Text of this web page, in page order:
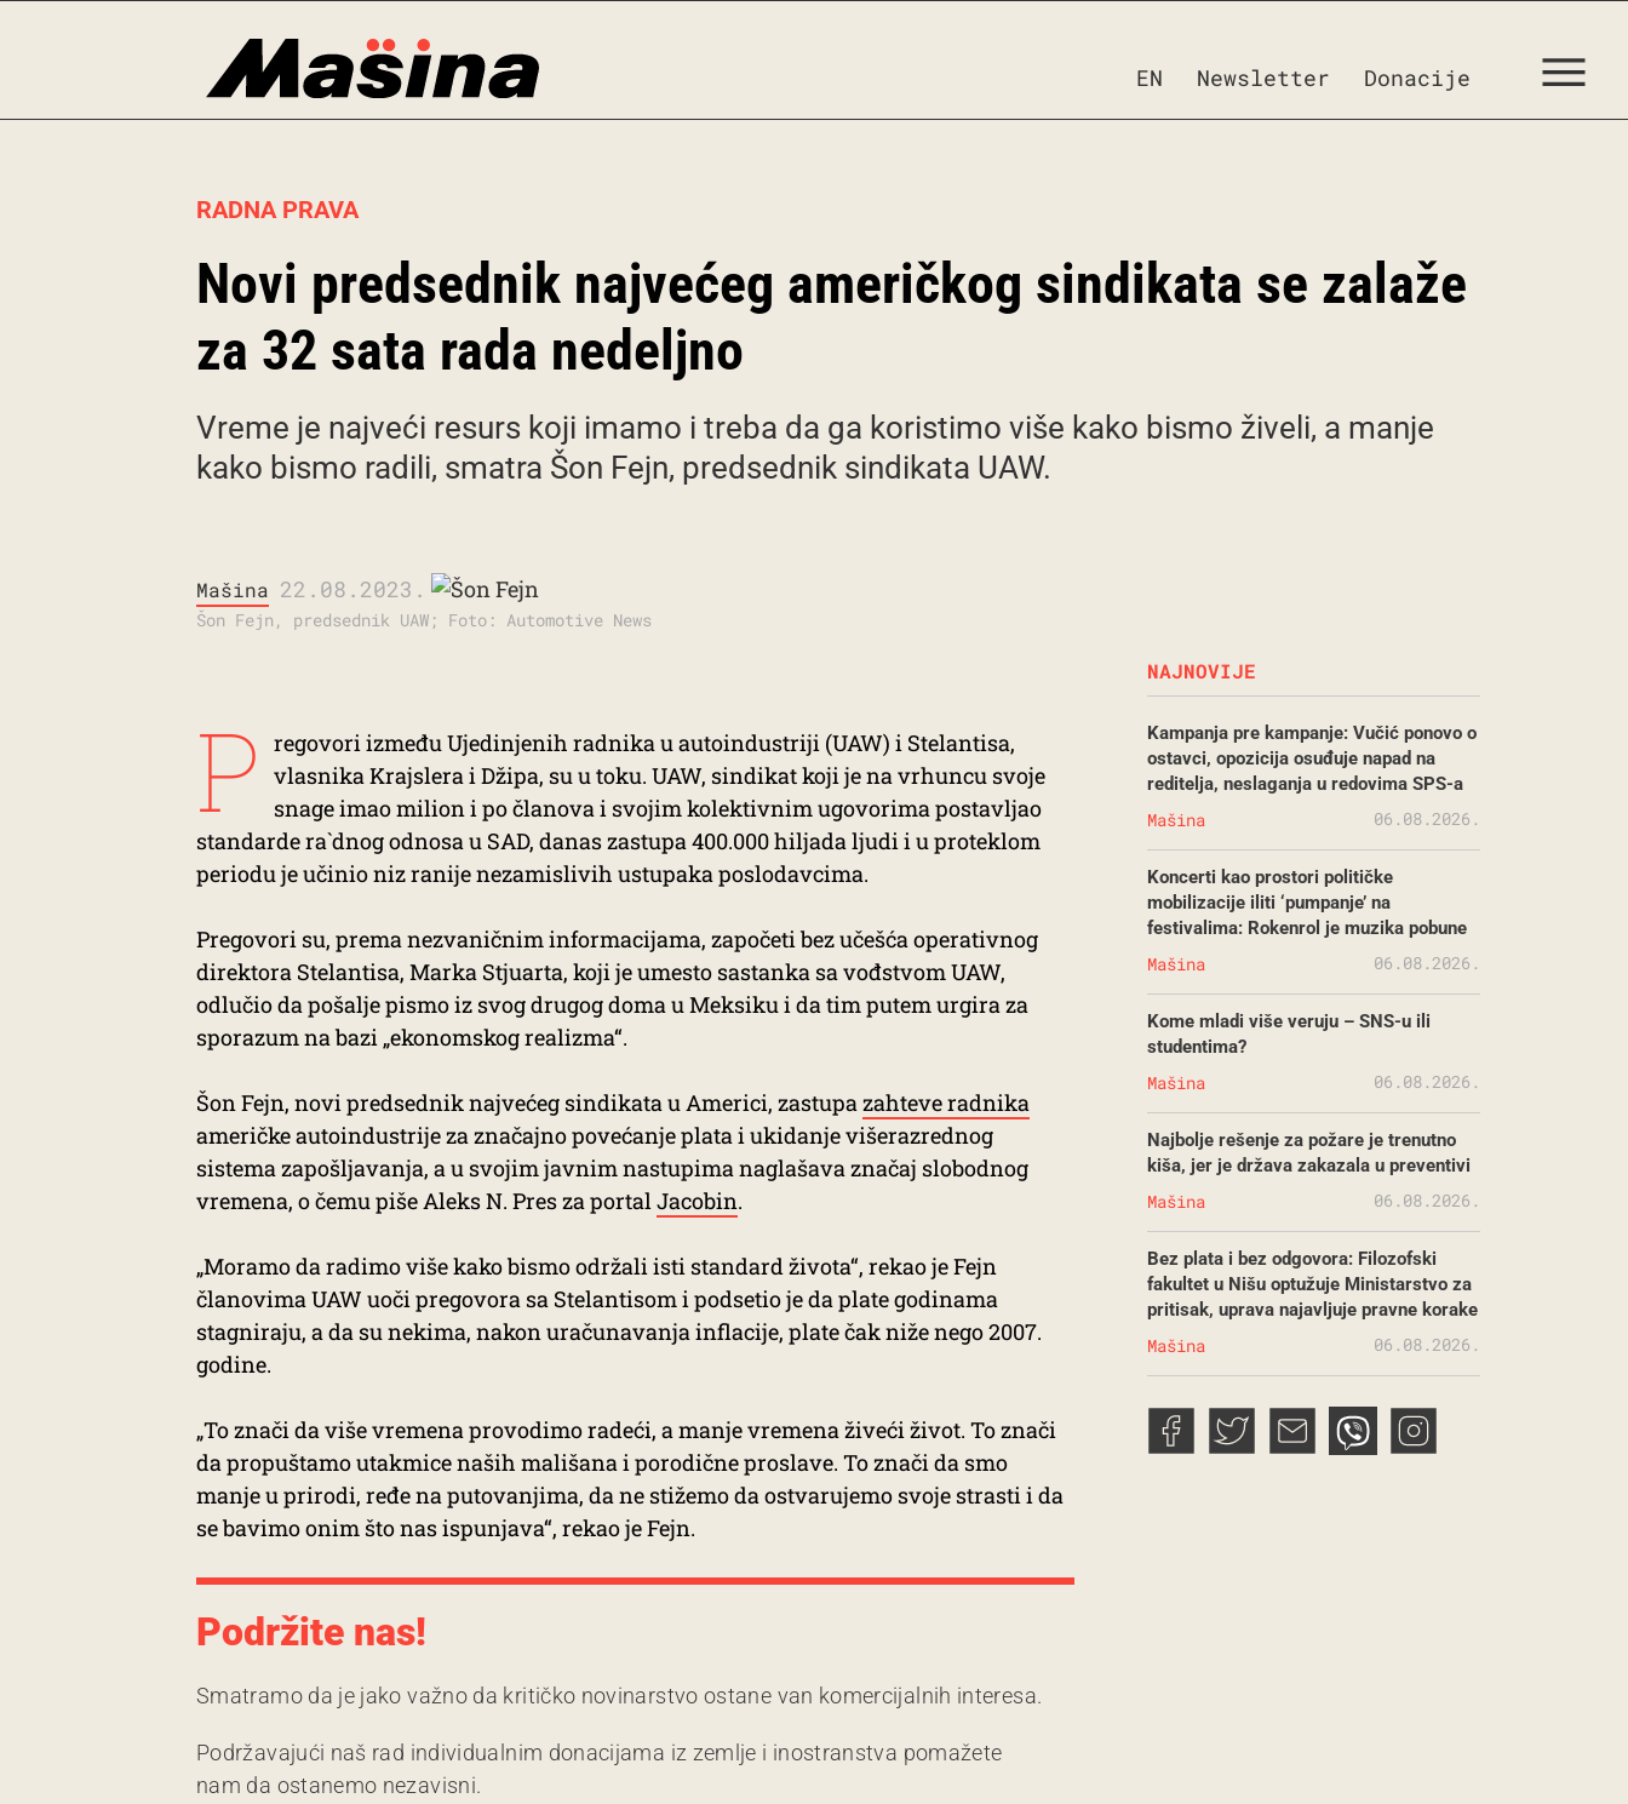
EN Newsletter Donacije
RADNA PRAVA
Novi predsednik najvećeg američkog sindikata se zalaže
za 32 sata rada nedeljno
Vreme je najveći resurs koji imamo i treba da ga koristimo više kako bismo živeli, a manje
kako bismo radili, smatra Šon Fejn, predsednik sindikata UAW.
Mašina 22.08.2023.
Šon Fejn, predsednik UAW; Foto: Automotive News
P
regovori između Ujedinjenih radnika u autoindustriji (UAW) i Stelantisa,
vlasnika Krajslera i Džipa, su u toku. UAW, sindikat koji je na vrhuncu svoje
snage imao milion i po članova i svojim kolektivnim ugovorima postavljao
standarde ra`dnog odnosa u SAD, danas zastupa 400.000 hiljada ljudi i u proteklom
periodu je učinio niz ranije nezamislivih ustupaka poslodavcima.
Pregovori su, prema nezvaničnim informacijama, započeti bez učešća operativnog
direktora Stelantisa, Marka Stjuarta, koji je umesto sastanka sa vođstvom UAW,
odlučio da pošalje pismo iz svog drugog doma u Meksiku i da tim putem urgira za
sporazum na bazi „ekonomskog realizma“.
Šon Fejn, novi predsednik najvećeg sindikata u Americi, zastupazahteve radnika
američke autoindustrije za značajno povećanje plata i ukidanje višerazrednog
sistema zapošljavanja, a u svojim javnim nastupima naglašava značaj slobodnog
vremena, o čemu piše Aleks N. Pres za portalJacobin.
„Moramo da radimo više kako bismo održali isti standard života“, rekao je Fejn
članovima UAW uoči pregovora sa Stelantisom i podsetio je da plate godinama
stagniraju, a da su nekima, nakon uračunavanja inflacije, plate čak niže nego 2007.
godine.
„To znači da više vremena provodimo radeći, a manje vremena živeći život. To znači
da propuštamo utakmice naših mališana i porodične proslave. To znači da smo
manje u prirodi, ređe na putovanjima, da ne stižemo da ostvarujemo svoje strasti i da
se bavimo onim što nas ispunjava“, rekao je Fejn.
Podržite nas!
Smatramo da je jako važno da kritičko novinarstvo ostane van komercijalnih interesa.
Podržavajući naš rad individualnim donacijama iz zemlje i inostranstva pomažete
nam da ostanemo nezavisni.
NAJNOVIJE
Kampanja pre kampanje: Vučić ponovo o
ostavci, opozicija osuđuje napad na
reditelja, neslaganja u redovima SPS-a
Mašina 06.08.2026.
Koncerti kao prostori političke
mobilizacije iliti ‘pumpanje’ na
festivalima: Rokenrol je muzika pobune
Mašina 06.08.2026.
Kome mladi više veruju – SNS-u ili
studentima?
Mašina 06.08.2026.
Najbolje rešenje za požare je trenutno
kiša, jer je država zakazala u preventivi
Mašina 06.08.2026.
Bez plata i bez odgovora: Filozofski
fakultet u Nišu optužuje Ministarstvo za
pritisak, uprava najavljuje pravne korake
Mašina 06.08.2026.